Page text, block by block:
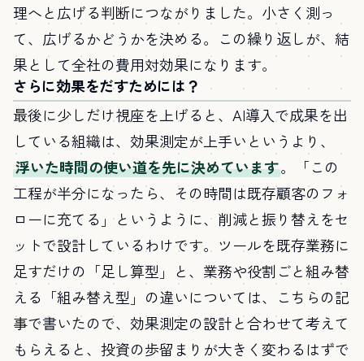
理へと広げる判断につながりました。小さく測っ
て、広げるかどうかを決める。この繰り返しが、結
果として全社の費用対効果になります。
さらに効果をだすためには？
最後に少しだけ視座を上げると、AI導入で成果を出
している組織は、効果測定が上手いというより、
浮いた時間の使い道を先に決めています。「この
工程が半分になったら、その時間は既存顧客のフォ
ローに充てる」というように、削減と振り替えをセ
ットで設計しているわけです。ツールを既存業務に
足すだけの「足し算型」と、業務や役割ごと組み替
える「組み替え型」の違いについては、こちらの記
事で書いたので、効果測定の設計と合わせて考えて
もらえると、投資の歩留まりが大きく変わるはずで